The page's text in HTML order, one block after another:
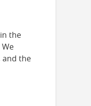
the
and the